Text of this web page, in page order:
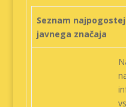
Seznam
javnega značaja